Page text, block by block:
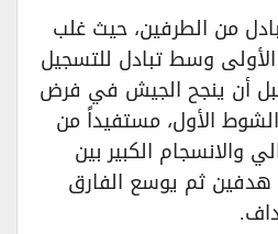
من الطرفين، حيث غلب
وسط تبادل للتسجيل
أن ينجح الجيش في فرض
الأول، مستفيداً من
والانسجام الكبير بين
هدفين ثم يوسع الفارق